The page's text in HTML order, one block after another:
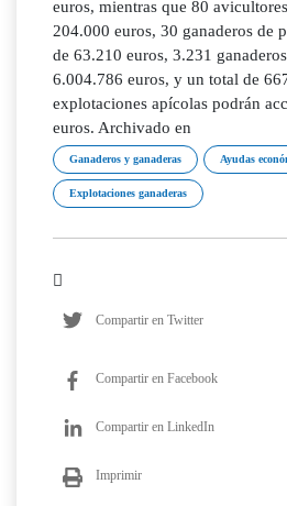
euros, mientras que 80
204.000 euros, 30 ganaderos de
de 63.210 euros, 3.231
6.004.786 euros, y un total de
explotaciones apícolas podrán
euros. Archivado en
Ganaderos y ganaderas Ayudas
Explotaciones ganaderas
Compartir en Twitter
Compartir en Facebook
Compartir en LinkedIn
Imprimir